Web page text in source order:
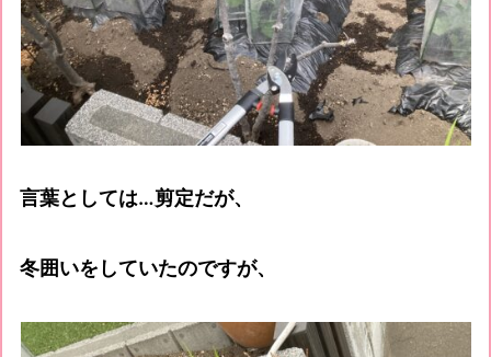
言葉としては…剪定だが、
冬囲いをしていたのですが、